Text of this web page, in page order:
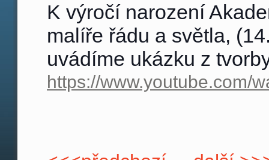
K výročí narození
malíře řádu a světla,
uvádíme ukázku z
https://www.youtube.com/